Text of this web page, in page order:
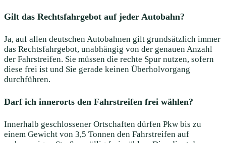
Gilt das Rechtsfahrgebot auf jeder Autobahn?
Ja, auf allen deutschen Autobahnen gilt grundsätzlich immer
das Rechtsfahrgebot, unabhängig von der genauen Anzahl
der Fahrstreifen. Sie müssen die rechte Spur nutzen, sofern
diese frei ist und Sie gerade keinen Überholvorgang
durchführen.
Darf ich innerorts den Fahrstreifen frei wählen?
Innerhalb geschlossener Ortschaften dürfen Pkw bis zu
einem Gewicht von 3,5 Tonnen den Fahrstreifen auf